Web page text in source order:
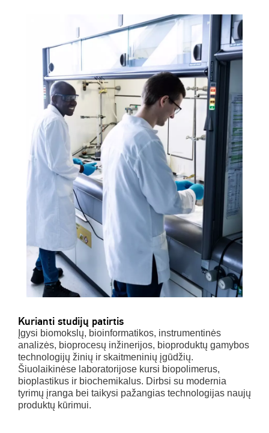
Kurianti studijų patirtis
Įgysi biomokslų, bioinformatikos, instrumentinės
analizės, bioprocesų inžinerijos, bioproduktų gamybos
technologijų žinių ir skaitmeninių įgūdžių.
Šiuolaikinėse laboratorijose kursi biopolimerus,
bioplastikus ir biochemikalus. Dirbsi su modernia
tyrimų įranga bei taikysi pažangias technologijas naujų
produktų kūrimui.